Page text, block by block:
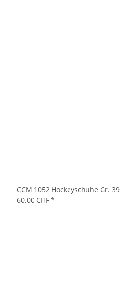
CCM 1052 Hockeyschuhe Gr. 39
60.00 CHF *